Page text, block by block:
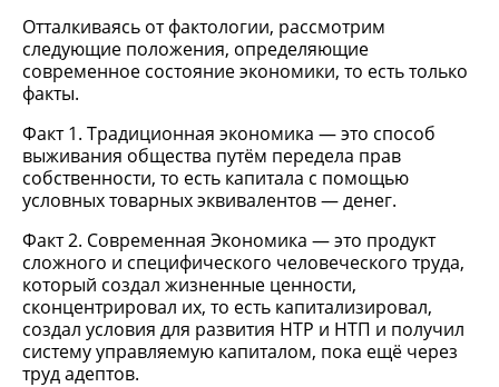
Отталкиваясь от фактологии, рассмотрим
следующие положения, определяющие
современное состояние экономики, то есть только
факты.
Факт 1. Традиционная экономика — это способ
выживания общества путём передела прав
собственности, то есть капитала с помощью
условных товарных эквивалентов — денег.
Факт 2. Современная Экономика — это продукт
сложного и специфического человеческого труда,
который создал жизненные ценности,
сконцентрировал их, то есть капитализировал,
создал условия для развития НТР и НТП и получил
систему управляемую капиталом, пока ещё через
труд адептов.